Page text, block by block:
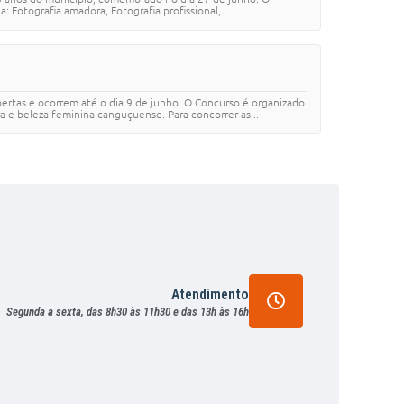
Fotografia amadora, Fotografia profissional,...
e ocorrem até o dia 9 de junho. O Concurso é organizado
beleza feminina canguçuense. Para concorrer as...
Atendimento
Segunda a sexta, das 8h30 às 11h30 e das 13h às 16h